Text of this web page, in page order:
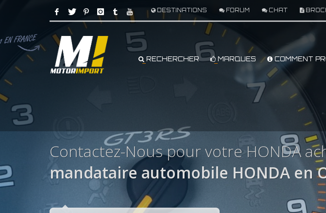
DESTINATIONS FORUM CHAT
RECHERCHER MARQUES COMMENT
Contactez-Nous pour votre HONDA
mandataire automobile HONDA en